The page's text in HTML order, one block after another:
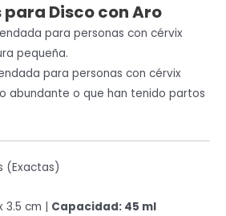
Disco con Aro
para personas con cérvix
pequeña.
para personas con cérvix
abundante o que han tenido partos
(Exactas)
3.5 cm | Capacidad: 45 ml